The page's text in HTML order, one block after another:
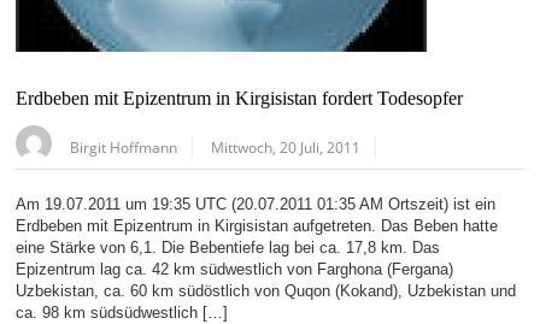
Erdbeben mit Epizentrum in Kirgisistan fordert Todesopfer
Birgit Hoffmann Mittwoch, 20 Juli, 2011
Am 19.07.2011 um 19:35 UTC (20.07.2011 01:35 AM Ortszeit) ist ein
Erdbeben mit Epizentrum in Kirgisistan aufgetreten. Das Beben hatte
eine Stärke von 6,1. Die Bebentiefe lag bei ca. 17,8 km. Das
Epizentrum lag ca. 42 km südwestlich von Farghona (Fergana)
Uzbekistan, ca. 60 km südöstlich von Quqon (Kokand), Uzbekistan und
ca. 98 km südsüdwestlich […]